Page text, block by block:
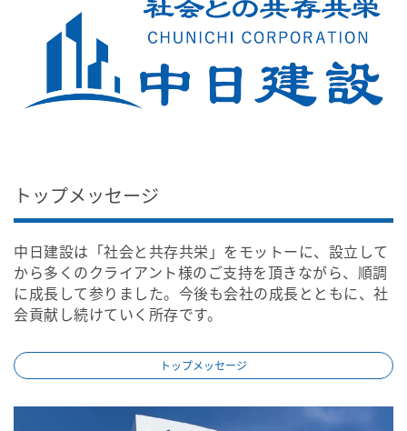
トップメッセージ
中日建設は「社会と共存共栄」をモットーに、設立して
から多くのクライアント様のご支持を頂きながら、順調
に成長して参りました。今後も会社の成長とともに、社
会貢献し続けていく所存です。
トップメッセージ